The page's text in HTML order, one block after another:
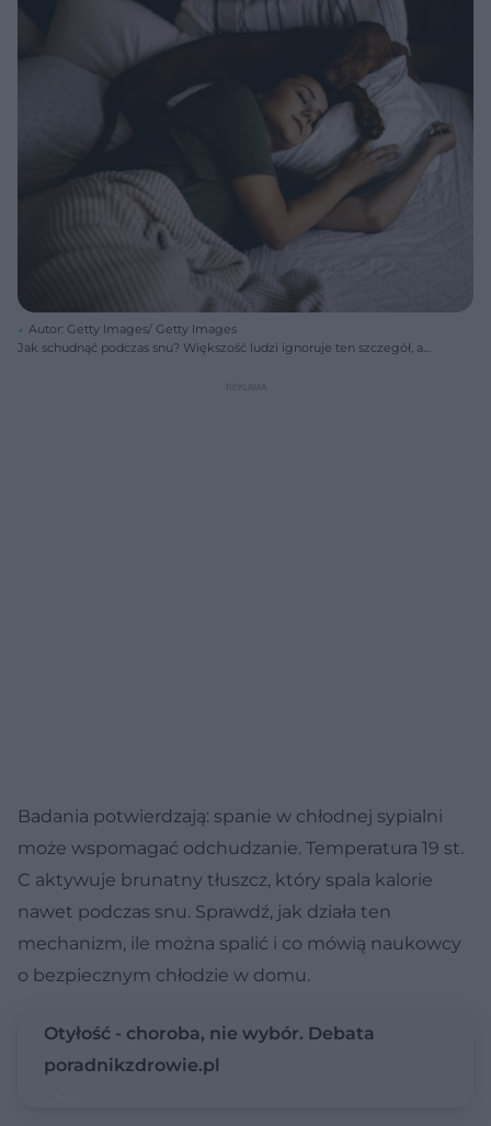
Autor: Getty Images/ Getty Images
Jak schudnąć podczas snu? Większość ludzi ignoruje ten szczegół, a
Badania potwierdzają: spanie w chłodnej sypialni
może wspomagać odchudzanie. Temperatura 19 st.
C aktywuje brunatny tłuszcz, który spala kalorie
nawet podczas snu. Sprawdź, jak działa ten
mechanizm, ile można spalić i co mówią naukowcy
o bezpiecznym chłodzie w domu.
Otyłość - choroba, nie wybór. Debata
poradnikzdrowie.pl